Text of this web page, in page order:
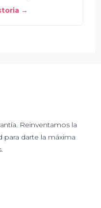
→
Reinventamos la
para darte la máxima